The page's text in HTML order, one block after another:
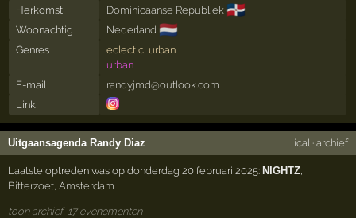
Herkomst
Dominicaanse Republiek 🇩🇴
Woonachtig Nederland 🇳🇱
Genres eclectic, urban
urban
E-mail
randyjmd@outlook.com
Link
Uitgaansagenda Randy Diaz ical· archief
Laatste optreden was op donderdag 20 februari 2025: NIGHTZ
Bitterzoet ,Amsterdam
toon archief, 17 evenementen